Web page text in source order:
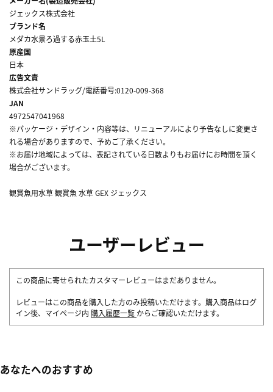
ジェックス株式会社
ブランド名
メダカ水景ろ過する赤玉土5L
原産国
日本
広告文責
株式会社サンドラッグ/電話番号:0120-009-368
JAN
4972547041968
※パッケージ・デザイン・内容等は、リニューアルにより予告なしに変更さ
れる場合がありますので、予めご了承ください。
※お届け地域によっては、表記されている日数よりもお届けにお時間を頂く
場合がございます。
観賞魚用水草 観賞魚 水草 GEX ジェックス
ユーザーレビュー
この商品に寄せられたカスタマーレビューはまだありません。
レビューはこの商品を購入した方のみ投稿いただけます。購入商品はログ
イン後、マイページ内 購入履歴一覧 からご確認いただけます。
あなたへのおすすめ